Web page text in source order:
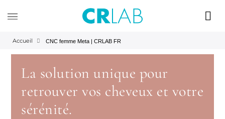
Accueil CNC femme Meta | CRLAB FR
La solution unique pour
retrouver vos cheveux et votre
sérénité.